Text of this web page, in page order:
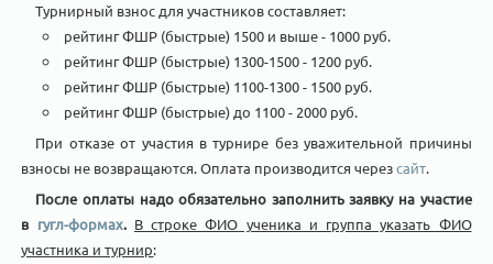
Турнирный взнос для участников составляет:
рейтинг ФШР (быстрые) 1500 и выше - 1000 руб.
рейтинг ФШР (быстрые) 1300-1500 - 1200 руб.
рейтинг ФШР (быстрые) 1100-1300 - 1500 руб.
рейтинг ФШР (быстрые) до 1100 - 2000 руб.
При отказе от участия в турнире без уважительной причины
взносы не возвращаются. Оплата производится черезсайт.
После оплаты надо обязательно заполнить заявку на участие
в гугл-формах. В строке ФИО ученика и группа указать ФИО
участника и турнир: